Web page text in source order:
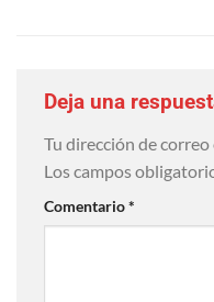
Deja una
Tu dirección de
Los campos
Comentario*